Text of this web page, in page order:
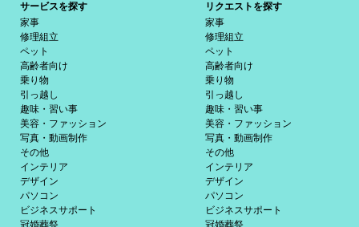
サービスを探す
家事
修理組立
ペット
高齢者向け
乗り物
引っ越し
趣味・習い事
美容・ファッション
写真・動画制作
その他
インテリア
デザイン
パソコン
ビジネスサポート
リクエストを探す
家事
修理組立
ペット
高齢者向け
乗り物
引っ越し
趣味・習い事
美容・ファッション
写真・動画制作
その他
インテリア
デザイン
パソコン
ビジネスサポート